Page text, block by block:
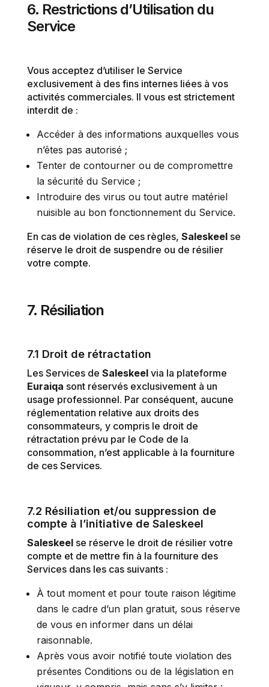
6. Restrictions d’Utilisation du
Service
Vous acceptez d’utiliser le Service
exclusivement à des fins internes liées à vos
activités commerciales. Il vous est strictement
interdit de :
Accéder à des informations auxquelles vous
n’êtes pas autorisé ;
Tenter de contourner ou de compromettre
la sécurité du Service ;
Introduire des virus ou tout autre matériel
nuisible au bon fonctionnement du Service.
En cas de violation de ces règles, Saleskeelse
réserve le droit de suspendre ou de résilier
votre compte.
7. Résiliation
7.1 Droit de rétractation
Les Services de Saleskeelvia la plateforme
Euraiqa sont réservés exclusivement à un
usage professionnel. Par conséquent, aucune
réglementation relative aux droits des
consommateurs, y compris le droit de
rétractation prévu par le Code de la
consommation, n’est applicable à la fourniture
de ces Services.
7.2 Résiliation et/ou suppression de
compte à l’initiative de Saleskeel
Saleskeelse réserve le droit de résilier votre
compte et de mettre fin à la fourniture des
Services dans les cas suivants :
À tout moment et pour toute raison légitime
dans le cadre d’un plan gratuit, sous réserve
de vous en informer dans un délai
raisonnable.
Après vous avoir notifié toute violation des
présentes Conditions ou de la législation en